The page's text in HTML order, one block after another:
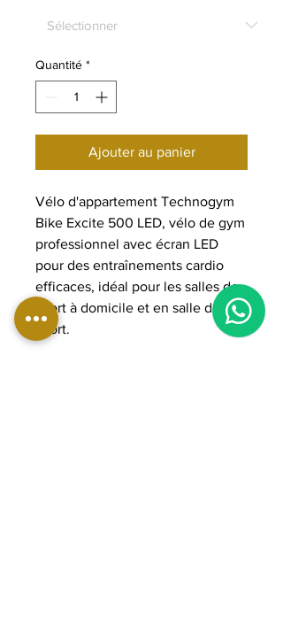
Quantité *
Ajouter au panier
Vélo d'appartement Technogym
Bike Excite 500 LED, vélo de gym
professionnel avec écran LED
pour des entraînements cardio
efficaces, idéal pour les salles de
sport à domicile et en salle de
sport.